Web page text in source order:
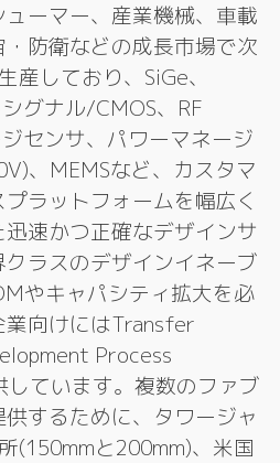
ーマー、産業機械、車載
防衛などの成長市場で次
産しており、SiGe、
グナル/CMOS、RF
センサ、パワーマネージ
、MEMSなど、カスタマ
ラットフォームを幅広く
速かつ正確なデザインサ
ラスのデザインイネーブ
やキャパシティ拡大を必
業向けにはTransfer
Process
しています。複数のファブ
するために、タワージャ
(150mmと200mm)、米国